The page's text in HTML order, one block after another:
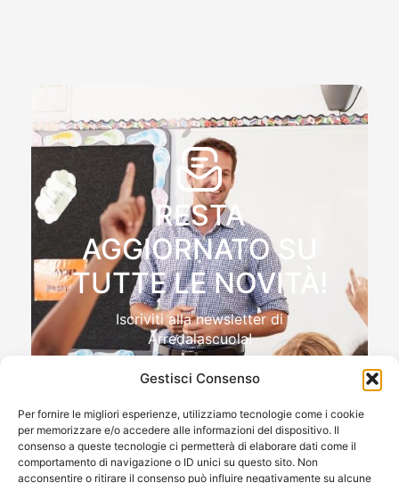
Gestisci Consenso
Per fornire le migliori esperienze, utilizziamo tecnologie come i cookie
per memorizzare e/o accedere alle informazioni del dispositivo. Il
consenso a queste tecnologie ci permetterà di elaborare dati come il
comportamento di navigazione o ID unici su questo sito. Non
acconsentire o ritirare il consenso può influire negativamente su alcune
RESTA
AGGIORNATO SU
TUTTE LE NOVITÀ!
Iscriviti alla newsletter di
Arredalascuola!
Autorizzo il trattamento dei miei dati personali , ai sensi
e per gli effetti del Reg.to UE 2016/679 (GDPR)